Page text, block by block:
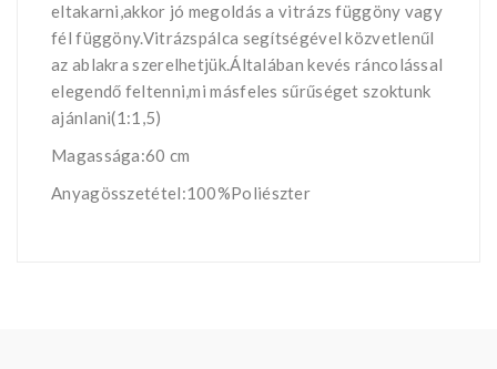
eltakarni,akkor jó megoldás a vitrázs függöny vagy
fél függöny.Vitrázspálca segítségével közvetlenűl
az ablakra szerelhetjük.Általában kevés ráncolással
elegendő feltenni,mi másfeles sűrűséget szoktunk
ajánlani(1:1,5)
Magassága:60 cm
Anyagösszetétel:100%Poliészter